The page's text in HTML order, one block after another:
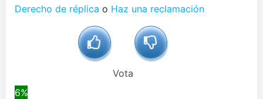
Derecho de réplica o Haz una reclamación
Vota
6%